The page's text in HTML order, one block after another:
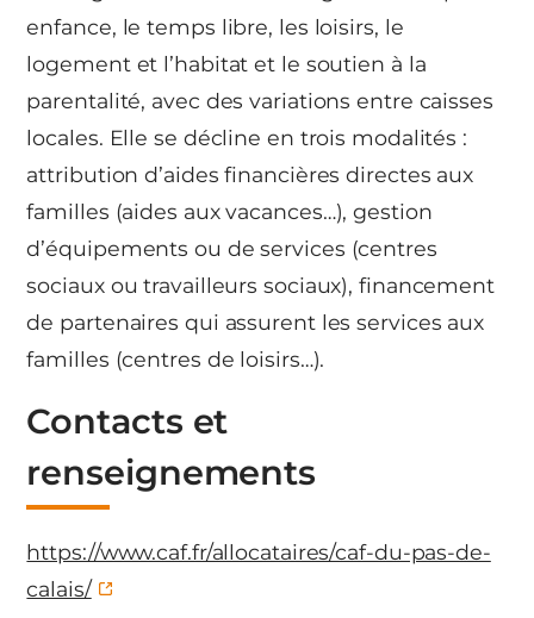
enfance, le temps libre, les loisirs, le
logement et l’habitat et le soutien à la
parentalité, avec des variations entre caisses
locales. Elle se décline en trois modalités :
attribution d’aides financières directes aux
familles (aides aux vacances…), gestion
d’équipements ou de services (centres
sociaux ou travailleurs sociaux), financement
de partenaires qui assurent les services aux
familles (centres de loisirs…).
Contacts et
renseignements
https://www.caf.fr/allocataires/caf-du-pas-de-
calais/